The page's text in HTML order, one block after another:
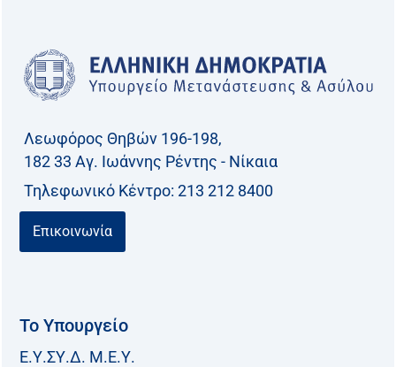
Λεωφόρος Θηβών 196-198,
182 33 Aγ. Ιωάννης Ρέντης - Νίκαια
Τηλεφωνικό Kέντρο: 213 212 8400
Επικοινωνία
Το Υπουργείο
Ε.Υ.ΣΥ.Δ. Μ.Ε.Υ.